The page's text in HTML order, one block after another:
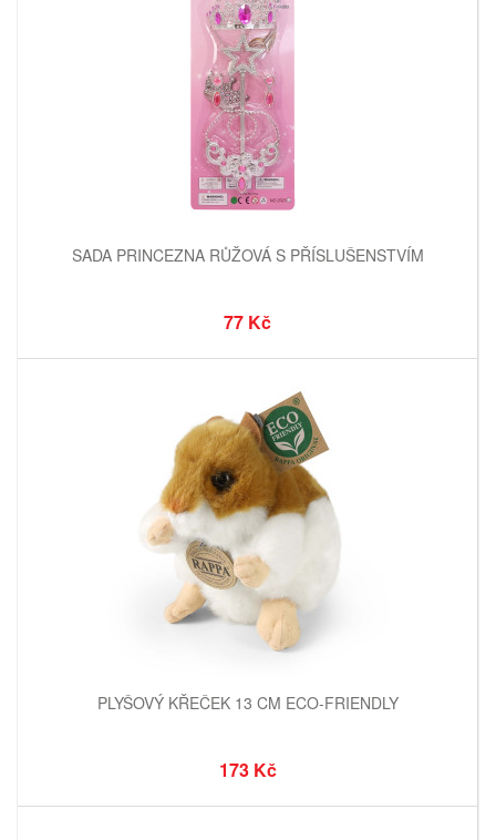
SADA PRINCEZNA RŮŽOVÁ S PŘÍSLUŠENSTVÍM
77 Kč
PLYŠOVÝ KŘEČEK 13 CM ECO-FRIENDLY
173 Kč